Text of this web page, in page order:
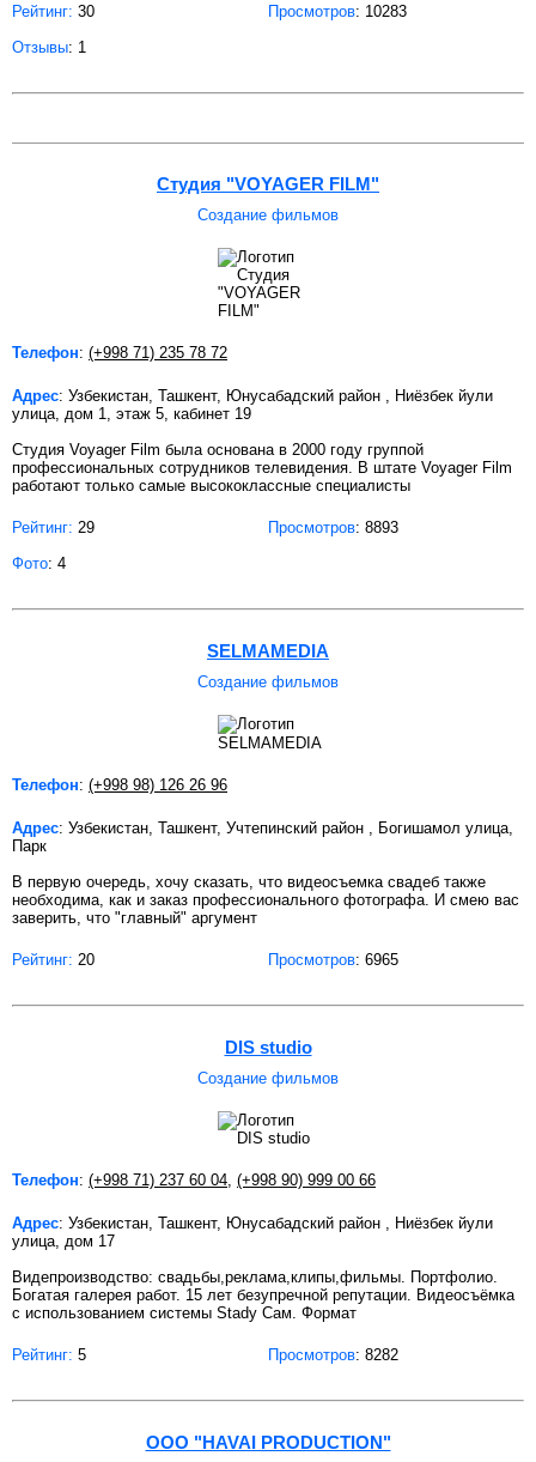
Рейтинг: 30 Просмотров: 10283
Отзывы: 1
Студия "VOYAGER FILM"
Создание фильмов
Телефон: (+998 71) 235 78 72
Адрес: Узбекистан, Ташкент, Юнусабадский район , Ниёзбек йули
улица, дом 1, этаж 5, кабинет 19
Студия Voyager Film была основана в 2000 году группой
профессиональных сотрудников телевидения. В штате Voyager Film
работают только самые высококлассные специалисты
Рейтинг: 29 Просмотров: 8893
Фото: 4
SELMAMEDIA
Создание фильмов
Телефон: (+998 98) 126 26 96
Адрес: Узбекистан, Ташкент, Учтепинский район , Богишамол улица,
Парк
В первую очередь, хочу сказать, что видеосъемка свадеб также
необходима, как и заказ профессионального фотографа. И смею вас
заверить, что "главный" аргумент
Рейтинг: 20 Просмотров: 6965
DIS studio
Создание фильмов
Телефон: (+998 71) 237 60 04 (+998 90) 999 00 66
Адрес: Узбекистан, Ташкент, Юнусабадский район , Ниёзбек йули
улица, дом 17
Видепроизводство: свадьбы,реклама,клипы,фильмы. Портфолио.
Богатая галерея работ. 15 лет безупречной репутации. Видеосъёмка
с использованием системы Stady Сам. Формат
Рейтинг: 5 Просмотров: 8282
OOO "HAVAI PRODUCTION"